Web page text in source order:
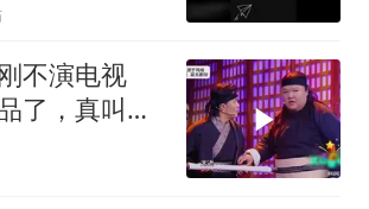
不演电视
了，真叫人